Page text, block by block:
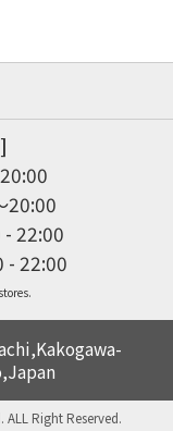
20:00
22:00
ALL Right Reserved.